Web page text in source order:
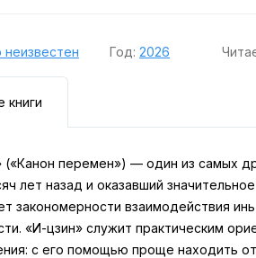
неизвестен Год: 2026
книги
(«Канон перемен») — один из самых
лет назад и оказавший
закономерности взаимодействия
«И-цзин» служит практическим
с его помощью проще находить